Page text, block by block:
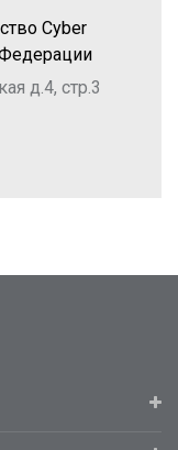
Cyber
д.4, стр.3